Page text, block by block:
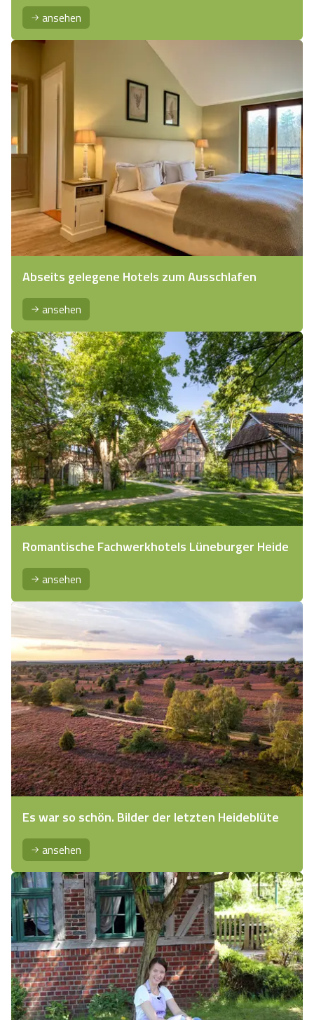
ansehen
Abseits gelegene Hotels zum Ausschlafen
ansehen
Romantische Fachwerkhotels Lüneburger Heide
ansehen
Es war so schön. Bilder der letzten Heideblüte
ansehen